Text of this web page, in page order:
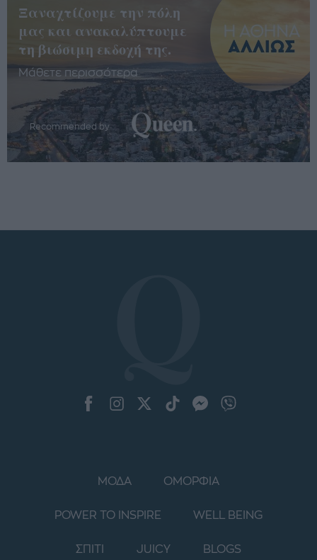
Ξαναχτίζουμε την πόλη
μας και ανακαλύπτουμε
τη βιώσιμη εκδοχή της.
Μάθετε περισσότερα
Recommended by
ΜΟΔΑ ΟΜΟΡΦΙΑ
POWER TO INSPIRE WELL BEING
ΣΠΙΤΙ JUICY BLOGS